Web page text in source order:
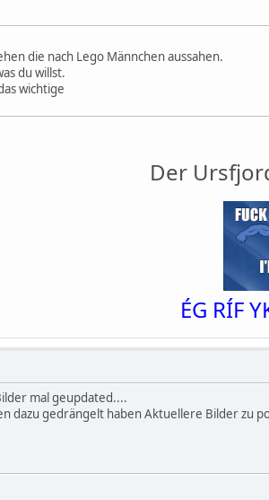
die nach Lego Männchen aussahen.
du willst.
wichtige
Der
ÉG RÍF
mal geupdated....
dazu gedrängelt haben Aktuellere Bilder zu